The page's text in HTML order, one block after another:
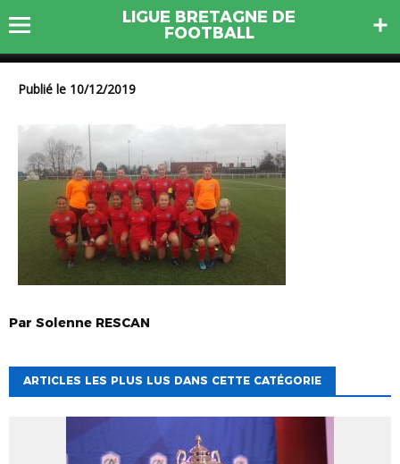
LIGUE BRETAGNE DE
FOOTBALL
20191210_152321
Publié le 10/12/2019
Par Solenne RESCAN
ARTICLES LES PLUS LUS DANS CETTE CATÉGORIE